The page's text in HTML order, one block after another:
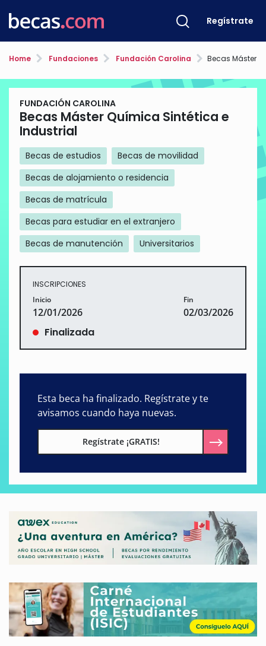
Regístrate
Home Fundaciones Fundación Carolina Becas Máster
FUNDACIÓN CAROLINA
Becas Máster Química Sintética e
Industrial
Becas de estudios
Becas de movilidad
Becas de alojamiento o residencia
Becas de matrícula
Becas para estudiar en el extranjero
Becas de manutención
Universitarios
INSCRIPCIONES
Inicio
12/01/2026
Fin
02/03/2026
Finalizada
Esta beca ha finalizado. Regístrate y te
avisamos cuando haya nuevas.
Regístrate ¡GRATIS!